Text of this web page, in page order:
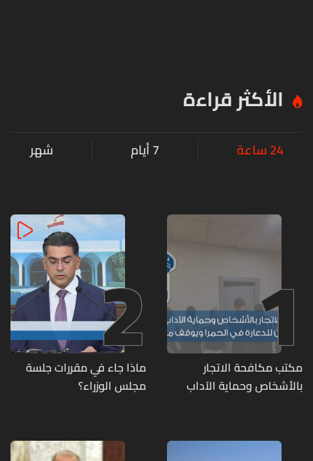
الأكثر قراءة
24 ساعة 7 أيام شهر
1
مكتب مكافحة الاتجار
بالأشخاص وحماية الآداب
متورطين
2
ماذا جاء في مقررات جلسة
مجلس الوزراء؟